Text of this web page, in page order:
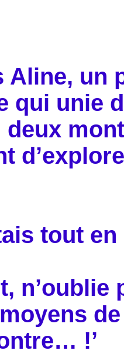
Aline, un
qui unie
tout
n’oublie
!’